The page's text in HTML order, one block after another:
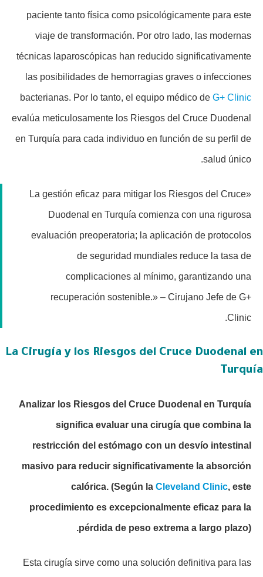
paciente tanto física como psicológicamente para este
viaje de transformación. Por otro lado, las modernas
técnicas laparoscópicas han reducido significativamente
las posibilidades de hemorragias graves o infecciones
bacterianas. Por lo tanto, el equipo médico de G+ Clinic
evalúa meticulosamente los Riesgos del Cruce Duodenal
en Turquía para cada individuo en función de su perfil de
salud único.
«La gestión eficaz para mitigar los Riesgos del Cruce
Duodenal en Turquía comienza con una rigurosa
evaluación preoperatoria; la aplicación de protocolos
de seguridad mundiales reduce la tasa de
complicaciones al mínimo, garantizando una
recuperación sostenible.» – Cirujano Jefe de G+
Clinic.
La Cirugía y los Riesgos del Cruce Duodenal en
Turquía
Analizar los Riesgos del Cruce Duodenal en Turquía
significa evaluar una cirugía que combina la
restricción del estómago con un desvío intestinal
masivo para reducir significativamente la absorción
calórica. (Según la Cleveland Clinic, este
procedimiento es excepcionalmente eficaz para la
pérdida de peso extrema a largo plazo).
Esta cirugía sirve como una solución definitiva para las